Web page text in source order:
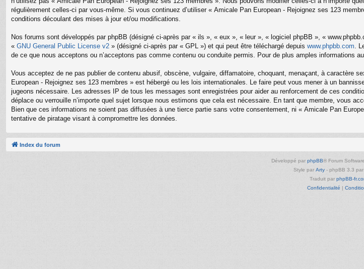
régulièrement celles-ci par vous-même. Si vous continuez d’utiliser « Amicale Pan European - Rejoignez ses 123
conditions découlant des mises à jour et/ou modifications.
Nos forums sont développés par phpBB (désigné ci-après par « ils », « eux », « leur », « logiciel phpBB », «
« GNU General Public License v2 » (désigné ci-après par « GPL ») et qui peut être téléchargé depuis www.phpbb.com .
de ce que nous acceptons ou n’acceptons pas comme contenu ou conduite permis. Pour de plus amples informations
Vous acceptez de ne pas publier de contenu abusif, obscène, vulgaire, diffamatoire, choquant, menaçant, à caractère
European - Rejoignez ses 123 membres » est hébergé ou les lois internationales. Le faire peut vous mener à un
jugeons nécessaire. Les adresses IP de tous les messages sont enregistrées pour aider au renforcement de ces
déplace ou verrouille n’importe quel sujet lorsque nous estimons que cela est nécessaire. En tant que membre, vous
Bien que ces informations ne soient pas diffusées à une tierce partie sans votre consentement, ni « Amicale Pan
tentative de piratage visant à compromettre les données.
Index du forum
Développé par phpBB® Forum
Style par Arty - phpBB 3.3
Traduit par phpBB-
Confidentialité |